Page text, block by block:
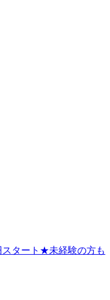
スタート★未経験の方も